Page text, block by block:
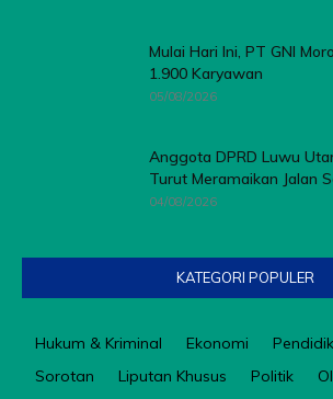
Mulai Hari Ini, PT GNI
1.900 Karyawan
05/08/2026
Anggota DPRD Luwu
Turut Meramaikan Jalan
04/08/2026
KATEGORI POPULER
Hukum & Kriminal Ekonomi
Sorotan
Liputan Khusus Politik